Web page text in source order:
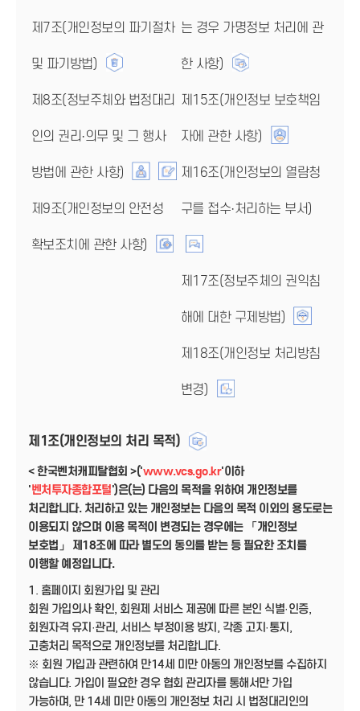
제7조(개인정보의 파기절차
및 파기방법)
제8조(정보주체와 법정대리
인의 권리·의무 및 그 행사
방법에 관한 사항)
제9조(개인정보의 안전성
확보조치에 관한 사항)
는 경우 가명정보 처리에 관
한 사항)
제15조(개인정보 보호책임
자에 관한 사항)
제16조(개인정보의 열람청
구를 접수·처리하는 부서)
제17조(정보주체의 권익침
해에 대한 구제방법)
제18조(개인정보 처리방침
변경)
제1조(개인정보의 처리 목적)
< 한국벤처캐피탈협회 >('www.vcs.go.kr'이하
'벤처투자종합포털')은(는) 다음의 목적을 위하여 개인정보를
처리합니다. 처리하고 있는 개인정보는 다음의 목적 이외의 용도로는
이용되지 않으며 이용 목적이 변경되는 경우에는 「개인정보
보호법」 제18조에 따라 별도의 동의를 받는 등 필요한 조치를
이행할 예정입니다.
1. 홈페이지 회원가입 및 관리
회원 가입의사 확인, 회원제 서비스 제공에 따른 본인 식별·인증,
회원자격 유지·관리, 서비스 부정이용 방지, 각종 고지·통지,
고충처리 목적으로 개인정보를 처리합니다.
※ 회원 가입과 관련하여 만14세 미만 아동의 개인정보를 수집하지
않습니다. 가입이 필요한 경우 협회 관리자를 통해서만 가입
가능하며, 만 14세 미만 아동의 개인정보 처리 시 법정대리인의